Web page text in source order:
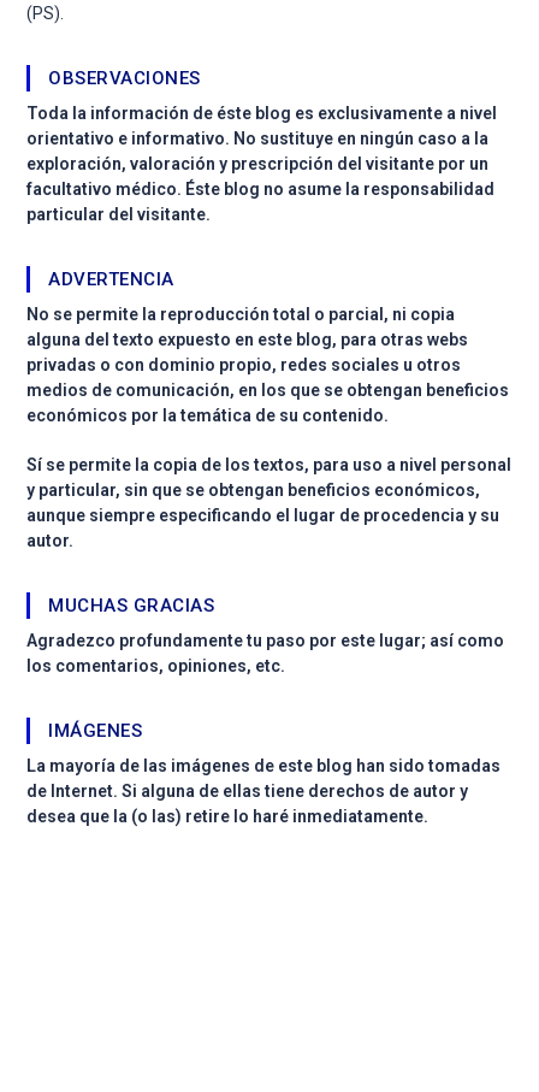
(PS).
OBSERVACIONES
Toda la información de éste blog es exclusivamente a nivel
orientativo e informativo. No sustituye en ningún caso a la
exploración, valoración y prescripción del visitante por un
facultativo médico. Éste blog no asume la responsabilidad
particular del visitante.
ADVERTENCIA
No se permite la reproducción total o parcial, ni copia
alguna del texto expuesto en este blog, para otras webs
privadas o con dominio propio, redes sociales u otros
medios de comunicación, en los que se obtengan beneficios
económicos por la temática de su contenido.
Sí se permite la copia de los textos, para uso a nivel personal
y particular, sin que se obtengan beneficios económicos,
aunque siempre especificando el lugar de procedencia y su
autor.
MUCHAS GRACIAS
Agradezco profundamente tu paso por este lugar; así como
los comentarios, opiniones, etc.
IMÁGENES
La mayoría de las imágenes de este blog han sido tomadas
de Internet. Si alguna de ellas tiene derechos de autor y
desea que la (o las) retire lo haré inmediatamente.